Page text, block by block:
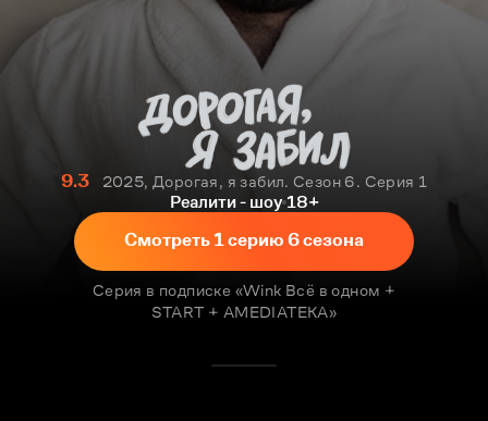
9.3
2025, Дорогая, я забил. Сезон 6. Серия 1
Реалити - шоу 18+
Смотреть 1 серию 6 сезона
Серия в подписке «Wink Всё в одном +
START + AMEDIATEKA»